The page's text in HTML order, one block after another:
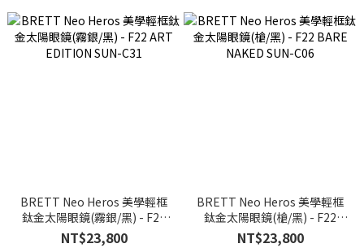
BRETT Neo Heros 美學輕框
鈦金太陽眼鏡(霧銀/黑) - F22
ART EDITION SUN-C31
NT$23,800
BRETT Neo Heros 美學輕框
鈦金太陽眼鏡(槍/黑) - F22
BARE NAKED SUN-C06
NT$23,800